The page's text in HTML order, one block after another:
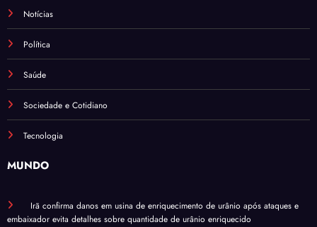
Notícias
Política
Saúde
Sociedade e Cotidiano
Tecnologia
MUNDO
Irã confirma danos em usina de enriquecimento de urânio após ataques e
embaixador evita detalhes sobre quantidade de urânio enriquecido